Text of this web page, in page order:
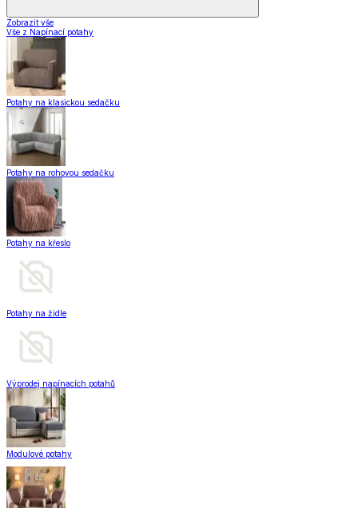
Zobrazit vše
Vše z Napínací potahy
Potahy na klasickou sedačku
Potahy na rohovou sedačku
Potahy na křeslo
Potahy na židle
Výprodej napínacích potahů
Modulové potahy